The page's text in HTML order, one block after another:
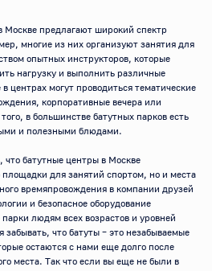
Москве предлагают широкий спектр
многие из них организуют занятия для
опытных инструкторов, которые
нагрузку и выполнить различные
центрах могут проводиться тематические
корпоративные вечера или
в большинстве батутных парков есть
и полезными блюдами.
что батутные центры в Москве
площадки для занятий спортом, но и места
времяпровождения в компании друзей
и безопасное оборудование
людям всех возрастов и уровней
забывать, что батуты – это незабываемые
остаются с нами еще долго после
места. Так что если вы еще не были в